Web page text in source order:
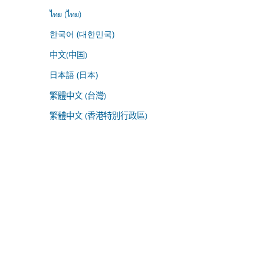
ไทย (ไทย)
한국어 (대한민국)
中文(中国)
日本語 (日本)
繁體中文 (台灣)
繁體中文 (香港特別行政區)